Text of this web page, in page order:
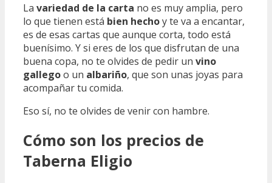
La variedad de la carta no es muy amplia, pero
lo que tienen está bien hechoy te va a encantar,
es de esas cartas que aunque corta, todo está
buenísimo. Y si eres de los que disfrutan de una
buena copa, no te olvides de pedir un vino
gallegoo un albariño, que son unas joyas para
acompañar tu comida.
Eso sí, no te olvides de venir con hambre.
Cómo son los precios de
Taberna Eligio